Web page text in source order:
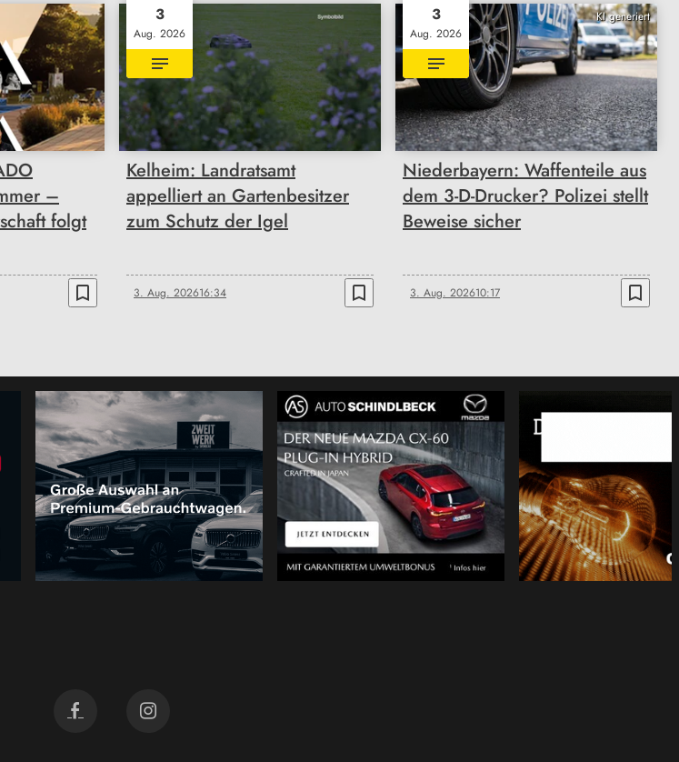
–
folgt
bookmark_border
3
Aug. 2026
Kelheim: Landratsamt
appelliert an Gartenbesitzer
zum Schutz der Igel
3. Aug. 202616:34 bookmark_border
KI generiert
3
Aug. 2026
Niederbayern: Waffenteile aus
dem 3-D-Drucker? Polizei stellt
Beweise sicher
3. Aug. 202610:17 bookmark_border